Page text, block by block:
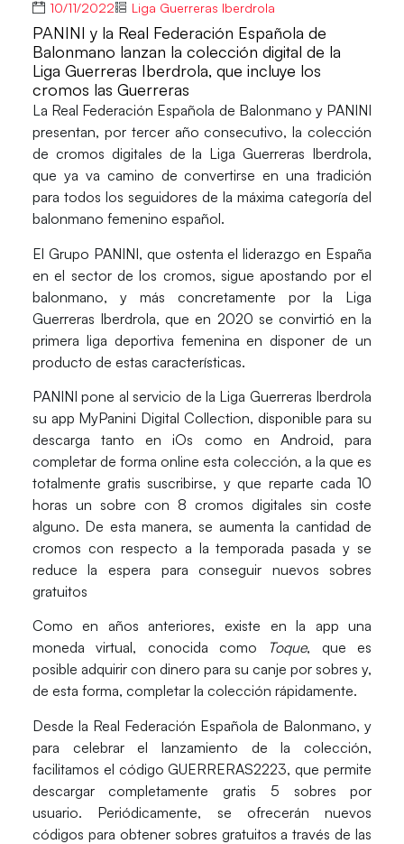
10/11/2022 Liga Guerreras Iberdrola
PANINI y la Real Federación Española de
Balonmano lanzan la colección digital de la
Liga Guerreras Iberdrola, que incluye los
cromos las Guerreras
La Real Federación Española de Balonmano y PANINI
presentan, por tercer año consecutivo, la colección
de cromos digitales de la Liga Guerreras Iberdrola,
que ya va camino de convertirse en una tradición
para todos los seguidores de la máxima categoría del
balonmano femenino español.
El Grupo PANINI, que ostenta el liderazgo en España
en el sector de los cromos, sigue apostando por el
balonmano, y más concretamente por la Liga
Guerreras Iberdrola, que en 2020 se convirtió en la
primera liga deportiva femenina en disponer de un
producto de estas características.
PANINI pone al servicio de la Liga Guerreras Iberdrola
su app MyPanini Digital Collection, disponible para su
descarga tanto en iOs como en Android, para
completar de forma online esta colección, a la que es
totalmente gratis suscribirse, y que reparte cada 10
horas un sobre con 8 cromos digitales sin coste
alguno. De esta manera, se aumenta la cantidad de
cromos con respecto a la temporada pasada y se
reduce la espera para conseguir nuevos sobres
gratuitos
Como en años anteriores, existe en la app una
moneda virtual, conocida como
Toque, que es
posible adquirir con dinero para su canje por sobres y,
de esta forma, completar la colección rápidamente.
Desde la Real Federación Española de Balonmano, y
para celebrar el lanzamiento de la colección,
facilitamos el códigoGUERRERAS2223, que permite
descargar completamente gratis 5 sobres por
usuario. Periódicamente, se ofrecerán nuevos
códigos para obtener sobres gratuitos a través de las